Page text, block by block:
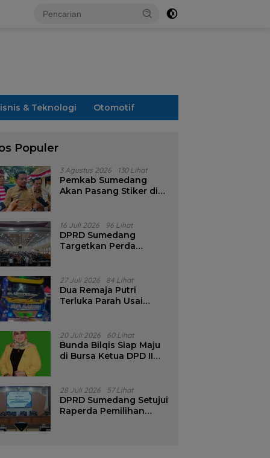
& Teknologi Otomotif
Populer
3 Agustus 2026 130 Lihat
Pemkab Sumedang
Akan Pasang Stiker di
16 Juli 2026 96 Lihat
DPRD Sumedang
Targetkan Perda
Pencalonan Diperjelas
27 Juli 2026 84 Lihat
Dua Remaja Putri
Terluka Parah Usai
Tanjungsari Sumedang
20 Juli 2026 60 Lihat
Bunda Bilqis Siap Maju
di Bursa Ketua DPD II
28 Juli 2026 57 Lihat
DPRD Sumedang Setujui
Raperda Pemilihan